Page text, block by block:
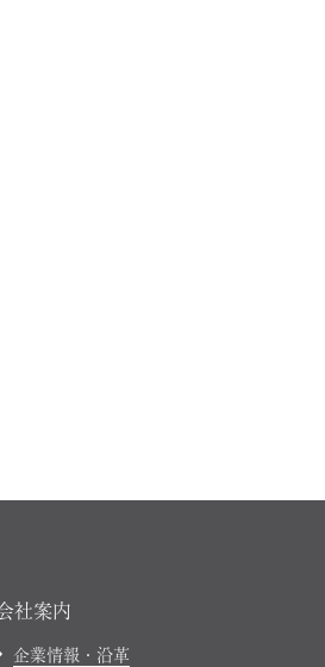
社案内
企業情報・沿革